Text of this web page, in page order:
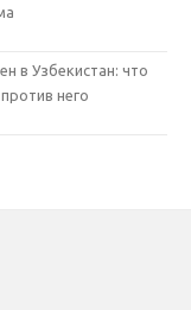
в Узбекистан: что
него